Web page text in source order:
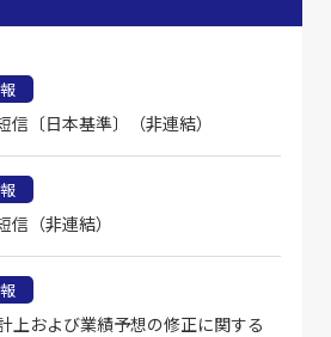
〔日本基準〕（非連結）
（非連結）
上および業績予想の修正に関する